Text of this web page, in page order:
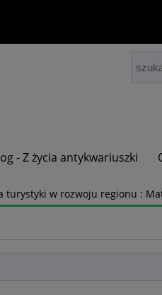
- Z życia antykwariuszki
turystyki w rozwoju regionu :